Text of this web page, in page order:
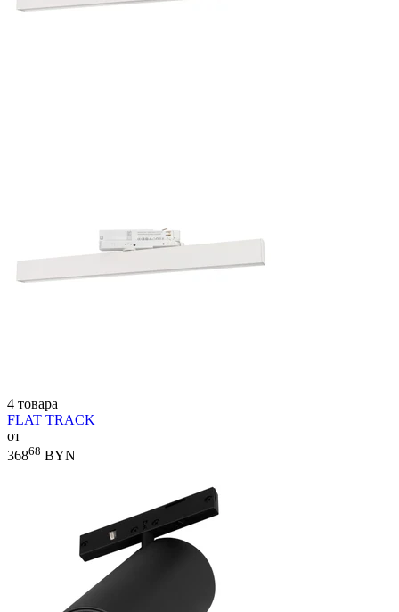
4 товара
FLAT TRACK
от
36868 BYN